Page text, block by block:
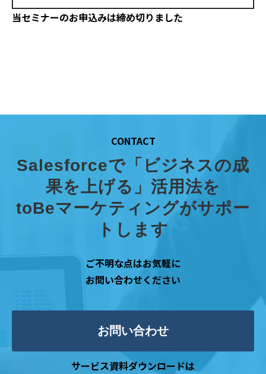
当セミナーのお申込みは締め切りました
CONTACT
Salesforceで「ビジネスの成
果を上げる」活用法を
toBeマーケティングがサポー
トします
ご不明な点はお気軽に
お問い合わせください
お問い合わせ
サービス資料ダウンロードは